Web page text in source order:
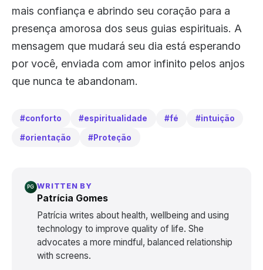
mais confiança e abrindo seu coração para a
presença amorosa dos seus guias espirituais. A
mensagem que mudará seu dia está esperando
por você, enviada com amor infinito pelos anjos
que nunca te abandonam.
#conforto #espiritualidade #fé #intuição
#orientação #Proteção
PG WRITTEN BY
Patrícia Gomes
Patrícia writes about health, wellbeing and using
technology to improve quality of life. She
advocates a more mindful, balanced relationship
with screens.